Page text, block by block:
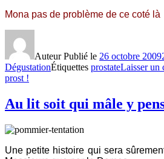
Mona pas de problème de ce coté là
AuteurPublié le 26 octobre 2009
DégustationÉtiquettes prostateLaisser un
prost !
Au lit soit qui mâle y
Une petite histoire qui sera